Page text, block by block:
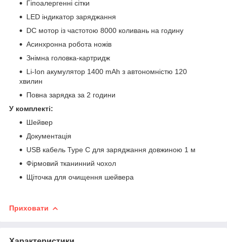
Гіпоалергенні сітки
LED індикатор заряджання
DC мотор із частотою 8000 коливань на годину
Асинхронна робота ножів
Знімна головка-картридж
Li-Ion акумулятор 1400 mAh з автономністю 120
хвилин
Повна зарядка за 2 години
У комплекті:
Шейвер
Документація
USB кабель Type C для заряджання довжиною 1 м
Фірмовий тканинний чохол
Щіточка для очищення шейвера
Приховати